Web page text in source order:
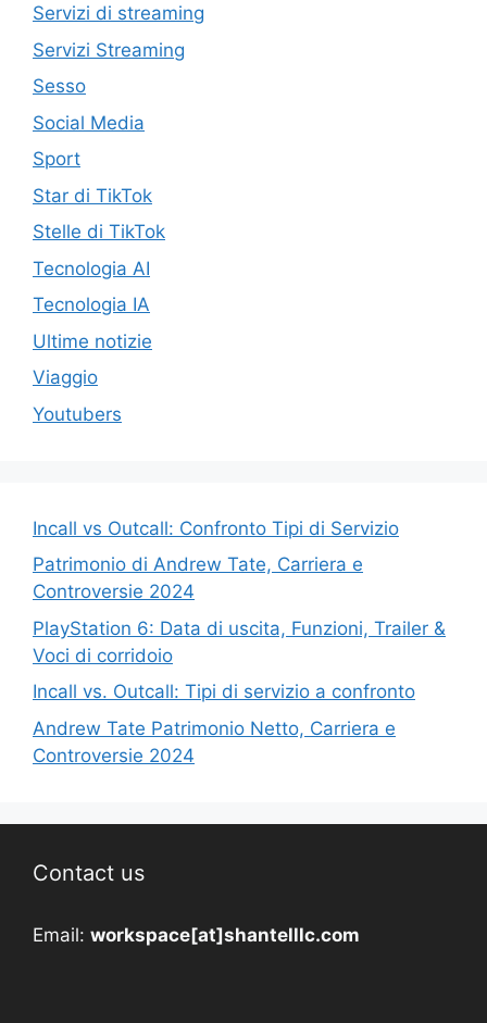
Servizi di streaming
Servizi Streaming
Sesso
Social Media
Sport
Star di TikTok
Stelle di TikTok
Tecnologia AI
Tecnologia IA
Ultime notizie
Viaggio
Youtubers
Incall vs Outcall: Confronto Tipi di Servizio
Patrimonio di Andrew Tate, Carriera e
Controversie 2024
PlayStation 6: Data di uscita, Funzioni, Trailer &
Voci di corridoio
Incall vs. Outcall: Tipi di servizio a confronto
Andrew Tate Patrimonio Netto, Carriera e
Controversie 2024
Contact us
Email: workspace[at]shantelllc.com